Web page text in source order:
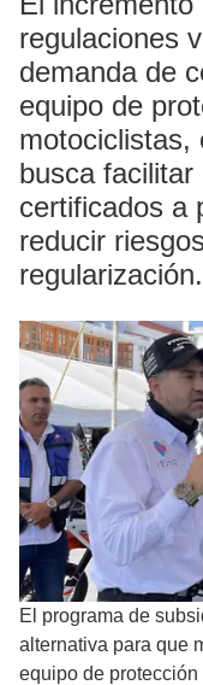
regulaciones
demanda de
equipo de
motociclistas,
busca
certificados a
reducir
regularización.
El programa de
alternativa para que
equipo de